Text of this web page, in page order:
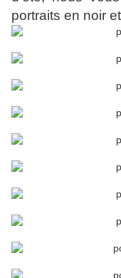
portraits en noir